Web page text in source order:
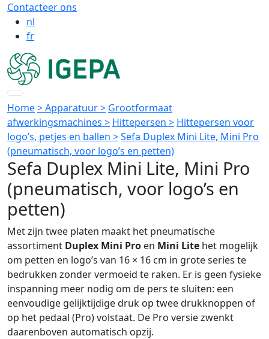
Contacteer ons
nl
fr
Home> Apparatuur > Grootformaat
afwerkingsmachines > Hittepersen > Hittepersen voor
logo’s, petjes en ballen >Sefa Duplex Mini Lite, Mini Pro
(pneumatisch, voor logo’s en petten)
Sefa Duplex Mini Lite, Mini Pro
(pneumatisch, voor logo’s en
petten)
Met zijn twee platen maakt het pneumatische
assortiment Duplex Mini Pro en Mini Lite het mogelijk
om petten en logo’s van 16 × 16 cm in grote series te
bedrukken zonder vermoeid te raken. Er is geen fysieke
inspanning meer nodig om de pers te sluiten: een
eenvoudige gelijktijdige druk op twee drukknoppen of
op het pedaal (Pro) volstaat. De Pro versie zwenkt
daarenboven automatisch opzij.